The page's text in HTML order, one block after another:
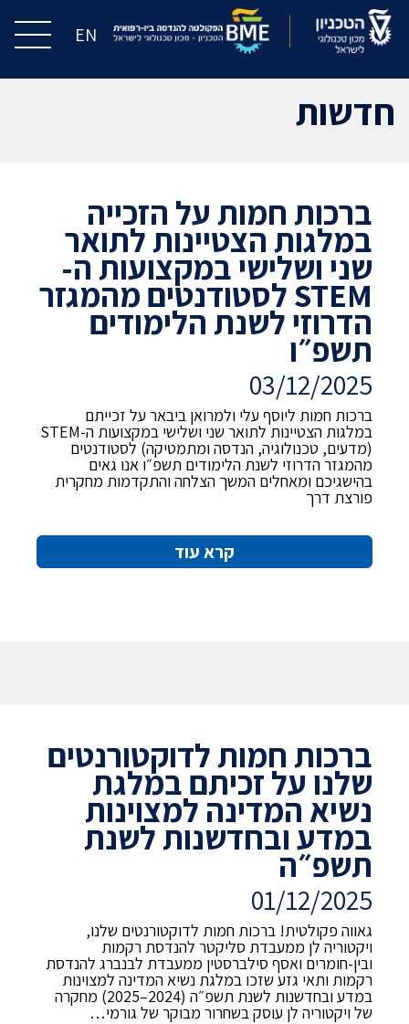
EN
חדשות
ברכות חמות על הזכייה
במלגות הצטיינות לתואר
שני ושלישי במקצועות ה-
STEM לסטודנטים מהמגזר
הדרוזי לשנת הלימודים
תשפ״ו
03/12/2025
ברכות חמות ליוסף עלי ולמרואן ביבאר על זכייתם
במלגות הצטיינות לתואר שני ושלישי במקצועות ה-STEM
(מדעים, טכנולוגיה, הנדסה ומתמטיקה) לסטודנטים
מהמגזר הדרוזי לשנת הלימודים תשפ״ו אנו גאים
בהישגיכם ומאחלים המשך הצלחה והתקדמות מחקרית
פורצת דרך
קרא עוד
ברכות חמות לדוקטורנטים
שלנו על זכיתם במלגת
נשיא המדינה למצוינות
במדע ובחדשנות לשנת
תשפ״ה
01/12/2025
גאווה פקולטית! ברכות חמות לדוקטורנטים שלנו,
ויקטוריה לן ממעבדת סליקטר להנדסת רקמות
ובין-חומרים ואסף סילברסטין ממעבדת לבנברג להנדסת
רקמות ותאי גזע שזכו במלגת נשיא המדינה למצוינות
במדע ובחדשנות לשנת תשפ״ה (2024–2025) מחקרה
של ויקטוריה לן עוסק בשחרור מבוקר של גורמי…